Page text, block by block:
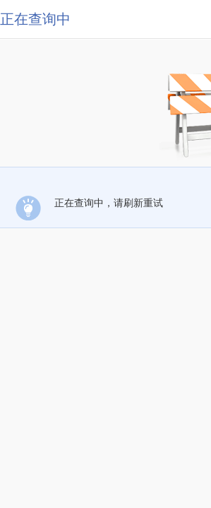
正在查询中
正在查询中，请刷新重试